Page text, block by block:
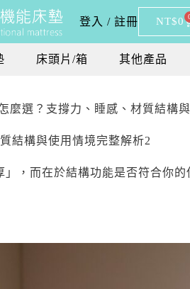
登入 / 註冊 NT$0
床頭片/箱 其他產品
麼選？支撐力、睡感、材質結構
結構與使用情境完整解析2
，而在於結構功能是否符合你的